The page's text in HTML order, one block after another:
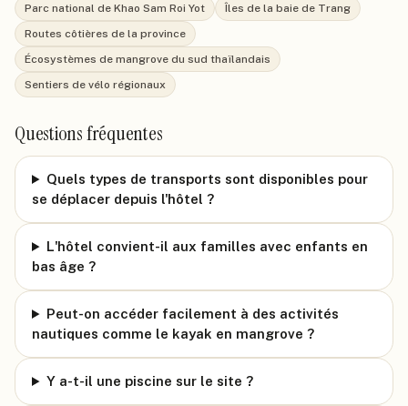
Parc national de Khao Sam Roi Yot
Îles de la baie de Trang
Routes côtières de la province
Écosystèmes de mangrove du sud thaïlandais
Sentiers de vélo régionaux
Questions fréquentes
Quels types de transports sont disponibles pour
se déplacer depuis l'hôtel ?
L'hôtel convient-il aux familles avec enfants en
bas âge ?
Peut-on accéder facilement à des activités
nautiques comme le kayak en mangrove ?
Y a-t-il une piscine sur le site ?